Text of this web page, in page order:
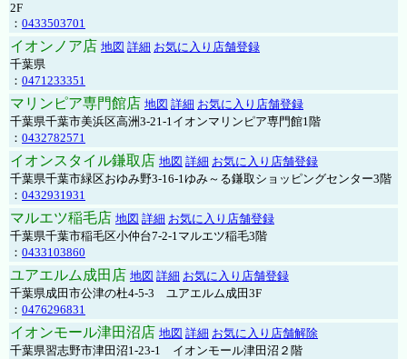
2F
： 0433503701
イオンノア店 地図 詳細 お気に入り店舗登録
千葉県
： 0471233351
マリンピア専門館店 地図 詳細 お気に入り店舗登録
千葉県千葉市美浜区高洲3-21-1イオンマリンピア専門館1階
： 0432782571
イオンスタイル鎌取店 地図 詳細 お気に入り店舗登録
千葉県千葉市緑区おゆみ野3-16-1ゆみ～る鎌取ショッピングセンター3階
： 0432931931
マルエツ稲毛店 地図 詳細 お気に入り店舗登録
千葉県千葉市稲毛区小仲台7-2-1マルエツ稲毛3階
： 0433103860
ユアエルム成田店 地図 詳細 お気に入り店舗登録
千葉県成田市公津の杜4-5-3 ユアエルム成田3F
： 0476296831
イオンモール津田沼店 地図 詳細 お気に入り店舗解除
千葉県習志野市津田沼1-23-1 イオンモール津田沼２階